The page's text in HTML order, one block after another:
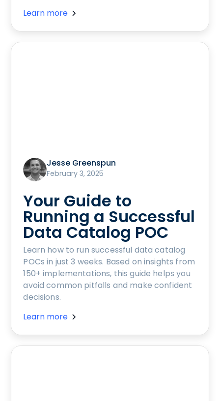
Learn more
Jesse Greenspun
February 3, 2025
Your Guide to
Running a Successful
Data Catalog POC
Learn how to run successful data catalog
POCs in just 3 weeks. Based on insights from
150+ implementations, this guide helps you
avoid common pitfalls and make confident
decisions.
Learn more